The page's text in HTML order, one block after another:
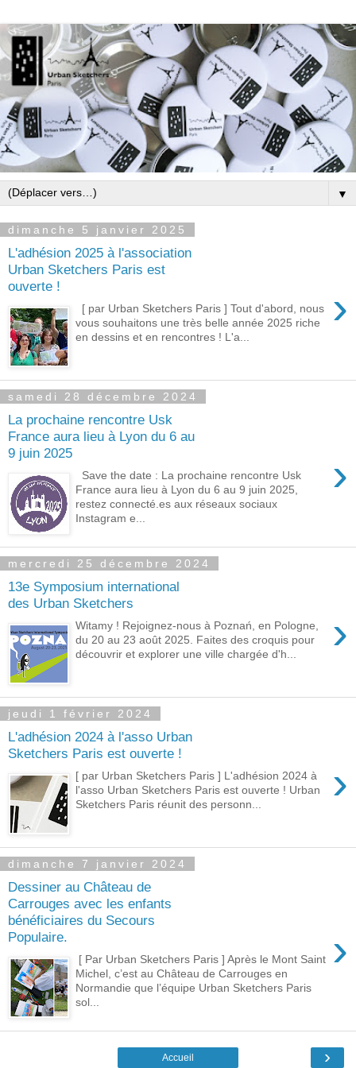
▼
dimanche 5 janvier 2025
L'adhésion 2025 à l'association
Urban Sketchers Paris est
ouverte !
›
[ par Urban Sketchers Paris ] Tout d'abord, nous
vous souhaitons une très belle année 2025 riche
en dessins et en rencontres ! L'a...
samedi 28 décembre 2024
La prochaine rencontre Usk
France aura lieu à Lyon du 6 au
9 juin 2025
›
Save the date : La prochaine rencontre Usk
France aura lieu à Lyon du 6 au 9 juin 2025,
restez connecté.es aux réseaux sociaux
Instagram e...
mercredi 25 décembre 2024
13e Symposium international
des Urban Sketchers
›
Witamy ! Rejoignez-nous à Poznań, en Pologne,
du 20 au 23 août 2025. Faites des croquis pour
découvrir et explorer une ville chargée d'h...
jeudi 1 février 2024
L'adhésion 2024 à l'asso Urban
Sketchers Paris est ouverte !
›
[ par Urban Sketchers Paris ] L'adhésion 2024 à
l'asso Urban Sketchers Paris est ouverte ! Urban
Sketchers Paris réunit des personn...
dimanche 7 janvier 2024
Dessiner au Château de
Carrouges avec les enfants
bénéficiaires du Secours
Populaire.
›
[ Par Urban Sketchers Paris ] Après le Mont Saint
Michel, c’est au Château de Carrouges en
Normandie que l’équipe Urban Sketchers Paris
sol...
›
Accueil